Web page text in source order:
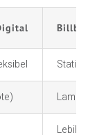
Statis
Lambat
Lebih